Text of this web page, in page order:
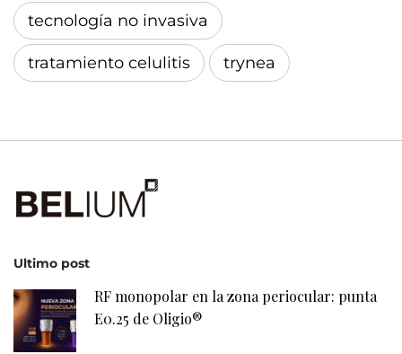
tecnología no invasiva
tratamiento celulitis trynea
Ultimo post
RF monopolar en la zona periocular: punta
E0.25 de Oligio®